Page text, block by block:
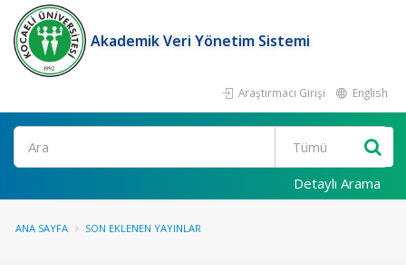
Akademik Veri Yönetim Sistemi
Araştırmacı Girişi English
Ara
Detaylı Arama
ANA SAYFA SON EKLENEN YAYINLAR